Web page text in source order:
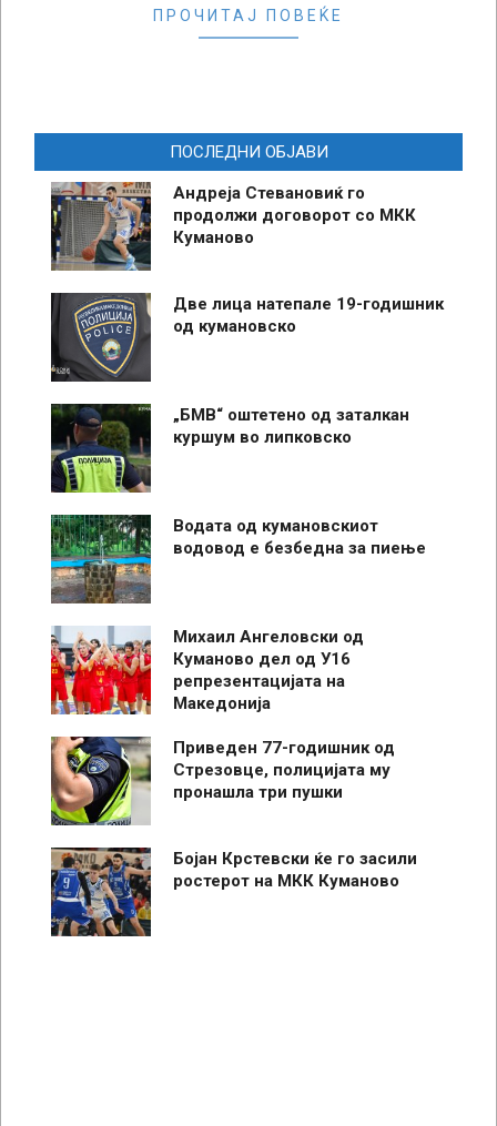
ПРОЧИТАЈ ПОВЕЌЕ
ПОСЛЕДНИ ОБЈАВИ
Андреја Стевановиќ го
продолжи договорот со МКК
Куманово
Две лица натепале 19-годишник
од кумановско
„БМВ“ оштетено од заталкан
куршум во липковско
Водата од кумановскиот
водовод е безбедна за пиење
Михаил Ангеловски од
Куманово дел од У16
репрезентацијата на
Македонија
Приведен 77-годишник од
Стрезовце, полицијата му
пронашла три пушки
Бојан Крстевски ќе го засили
ростерот на МКК Куманово